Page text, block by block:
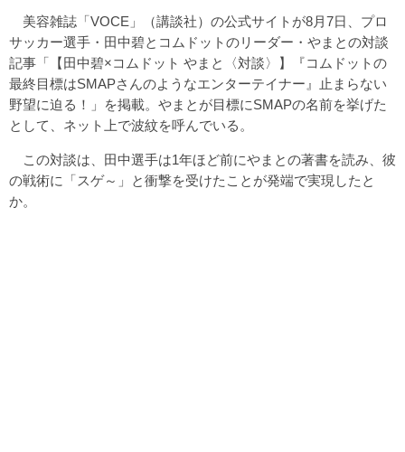
美容雑誌「VOCE」（講談社）の公式サイトが8月7日、プロ
サッカー選手・田中碧とコムドットのリーダー・やまとの対談
記事「【田中碧×コムドット やまと〈対談〉】『コムドットの
最終目標はSMAPさんのようなエンターテイナー』止まらない
野望に迫る！」を掲載。やまとが目標にSMAPの名前を挙げた
として、ネット上で波紋を呼んでいる。
この対談は、田中選手は1年ほど前にやまとの著書を読み、彼
の戦術に「スゲ～」と衝撃を受けたことが発端で実現したと
か。